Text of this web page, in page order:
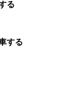
る
する